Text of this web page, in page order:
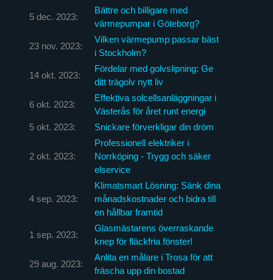
5 dec. 2023:
Bättre och billigare med
värmepumpar i Göteborg?
23 nov. 2023:
Vilken värmepump passar bäst
i Stockholm?
14 okt. 2023:
Fördelar med golvslipning: Ge
ditt trägolv nytt liv
6 okt. 2023:
Effektiva solcellsanläggningar i
Västerås för året runt energi
5 okt. 2023:
Snickare förverkligar din dröm
2 okt. 2023:
Professionell elektriker i
Norrköping - Trygg och säker
elservice
4 sep. 2023:
Klimatsmart Lösning: Sänk dina
månadskostnader och bidra till
en hållbar framtid
1 sep. 2023:
Glasmästarens överraskande
knep för fläckfria fönster!
29 aug. 2023:
Anlita en målare i Trosa för att
fräscha upp din bostad